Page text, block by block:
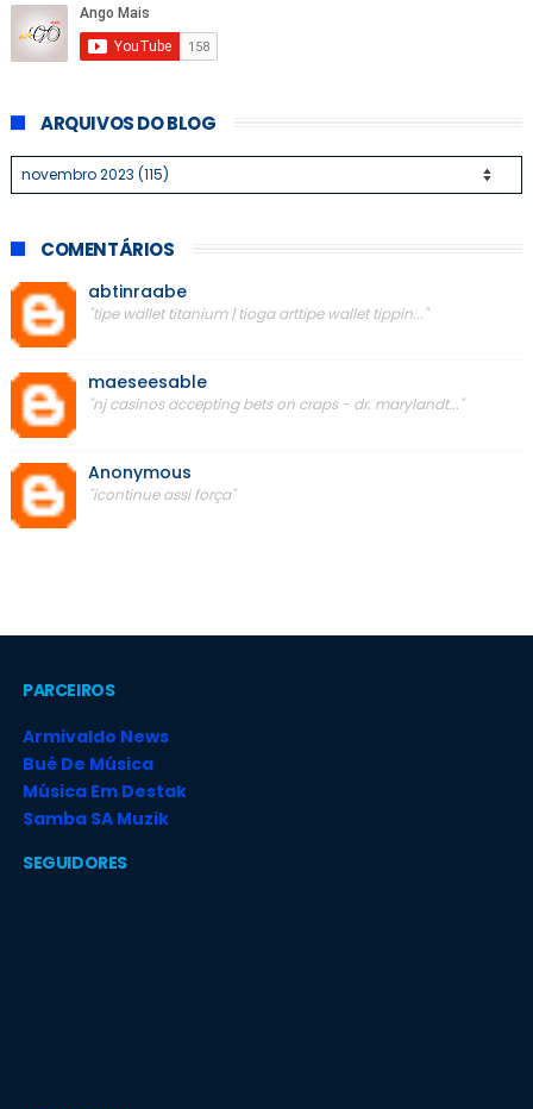
ARQUIVOS DO BLOG
COMENTÁRIOS
abtinraabe
"tipe wallet titanium | tioga arttipe wallet tippin..."
maeseesable
"nj casinos accepting bets on craps - dr. marylandt..."
Anonymous
"icontinue assi força"
PARCEIROS
Armivaldo News
Bué De Música
Música Em Destak
Samba SA Muzik
SEGUIDORES